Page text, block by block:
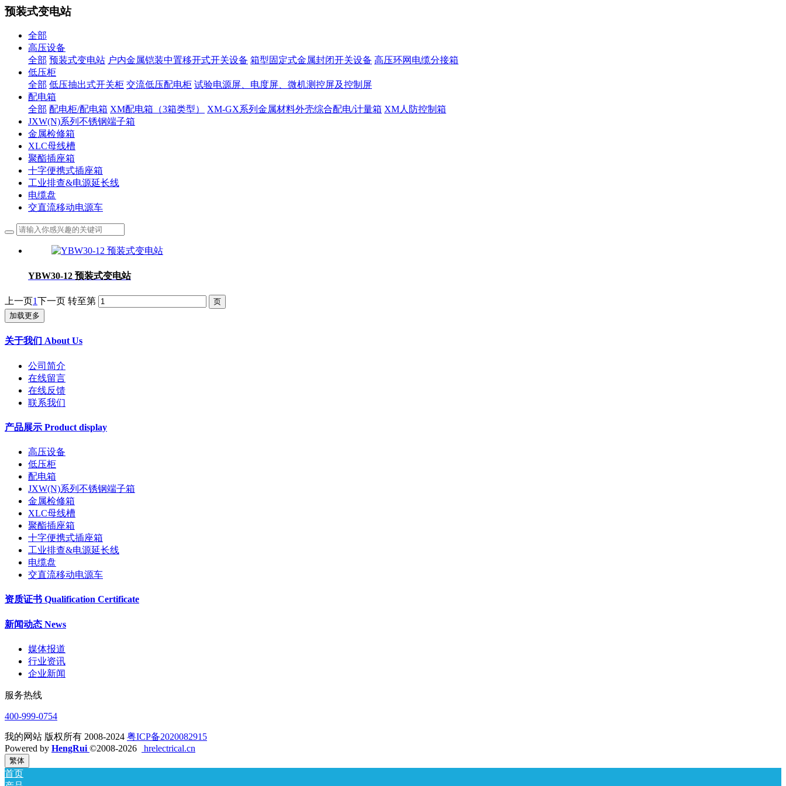
预装式变电站
全部
高压设备
全部 预装式变电站 户内金属铠装中置移开式开关设备 箱型固定式金属封闭开关设备 高压环网电缆分接箱
低压柜
全部 低压抽出式开关柜 交流低压配电柜 试验电源屏、电度屏、微机测控屏及控制屏
配电箱
全部 配电柜/配电箱 XM配电箱（3箱类型） XM-GX系列金属材料外壳综合配电/计量箱 XM人防控制箱
JXW(N)系列不锈钢端子箱
金属检修箱
XLC母线槽
聚酯插座箱
十字便携式插座箱
工业排查&电源延长线
电缆盘
交直流移动电源车
YBW30-12 预装式变电站
上一页1下一页 转至第
加载更多
关于我们 About Us
公司简介
在线留言
在线反馈
联系我们
产品展示 Product display
高压设备
低压柜
配电箱
JXW(N)系列不锈钢端子箱
金属检修箱
XLC母线槽
聚酯插座箱
十字便携式插座箱
工业排查&电源延长线
电缆盘
交直流移动电源车
资质证书 Qualification Certificate
新闻动态 News
媒体报道
行业资讯
企业新闻
服务热线
400-999-0754
我的网站 版权所有 2008-2024 粤ICP备2020082915
Powered by HengRui ©2008-2026 hrelectrical.cn
繁体
首页